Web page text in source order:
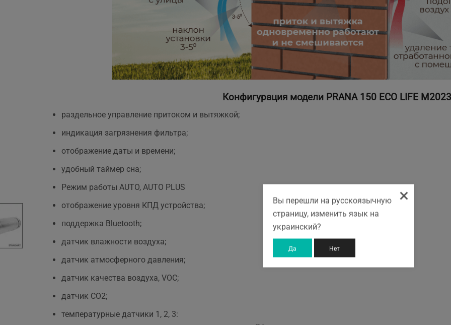
Конфигурация модели PRANA 150 ECO LIFE
раздельное управление притоком и вытяжкой;
индикация загрязнения фильтра;
отображение даты и времени;
удобный таймер сна;
Режим работы AUTO, AUTO PLUS
отображение уровня КПД устройства;
поддержка Bluetooth;
датчик влажности воздуха;
датчик атмосферного давления;
датчик качества воздуха, VOC;
датчик CO2;
температурные датчики 1, 2, 3:
×
Вы перешли на русскоязычную
страницу, изменить язык на
украинский?
Да Нет